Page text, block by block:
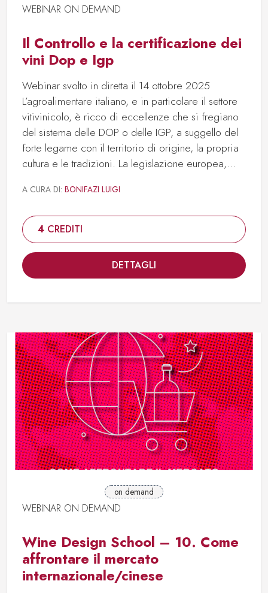
WEBINAR ON DEMAND
Il Controllo e la certificazione dei
vini Dop e Igp
Webinar svolto in diretta il 14 ottobre 2025
L’agroalimentare italiano, e in particolare il settore
vitivinicolo, è ricco di eccellenze che si fregiano
del sistema delle DOP o delle IGP, a suggello del
forte legame con il territorio di origine, la propria
cultura e le tradizioni. La legislazione europea,…
A CURA DI: BONIFAZI LUIGI
DETTAGLI
4 CREDITI
WEBINAR ON DEMAND
on demand
Wine Design School – 10. Come
affrontare il mercato
internazionale/cinese